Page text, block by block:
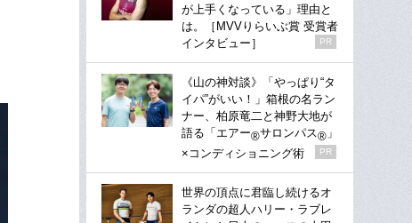
が上手くなっている」理由と
は。［MVVりらいぶ賞 受賞者
インタビュー］
PR
《山の神対談》「やっぱり“タ
イパ”がいい！」箱根の名ラン
ナー、柏原竜二と神野大地が
語る「エアー®サロンパス® 」
×コンディショニング術
PR
世界の頂点に君臨し続けるオ
ランダの超人ハリー・ラブレ